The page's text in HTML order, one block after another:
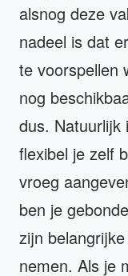
alsnog deze
nadeel is dat
te voorspellen
nog
dus. Natuurlijk
flexibel je zelf
vroeg
ben je
zijn
nemen. Als je